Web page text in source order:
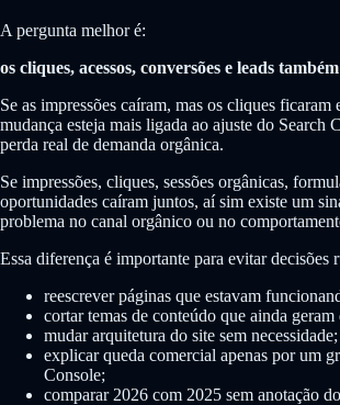
A pergunta melhor é:
os cliques, acessos, conversões e leads
Se as impressões caíram, mas os cliques ficaram
mudança esteja mais ligada ao ajuste do Search
perda real de demanda orgânica.
Se impressões, cliques, sessões orgânicas,
oportunidades caíram juntos, aí sim existe um
problema no canal orgânico ou no
Essa diferença é importante para evitar decisões
reescrever páginas que estavam
cortar temas de conteúdo que ainda geram
mudar arquitetura do site sem necessidade;
explicar queda comercial apenas por um
Console;
comparar 2026 com 2025 sem anotação